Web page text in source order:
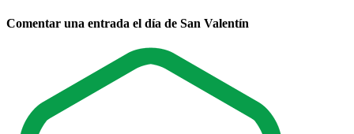
Comentar una entrada el día de San Valentín